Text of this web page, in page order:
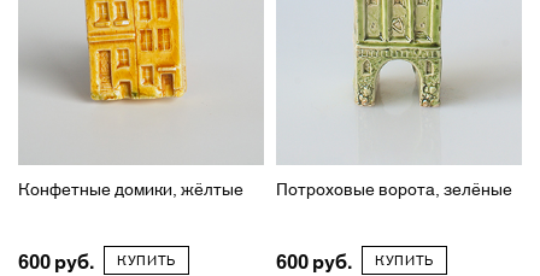
Конфетные домики, жёлтые
600 КУПИТЬ
Потроховые ворота, зелёные
600 КУПИТЬ